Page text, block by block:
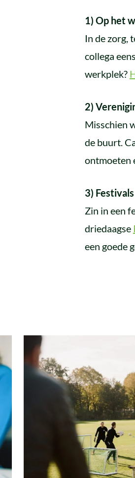
1) Op het
In de zorg,
collega
werkplek?
2)
Misschien
de buurt.
ontmoeten
3) Festivals
Zin in een
driedaagse
een goede